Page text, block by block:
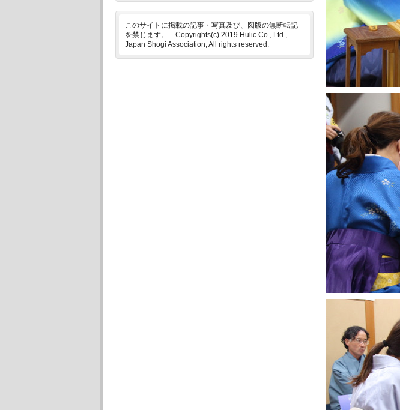
このサイトに掲載の記事・写真及び、図版の無断転記
を禁じます。 Copyrights(c) 2019 Hulic Co., Ltd.,
Japan Shogi Association, All rights reserved.